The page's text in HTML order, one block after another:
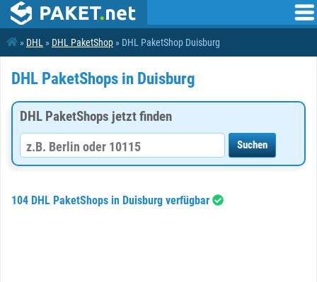
» DHL » DHL PaketShop » DHL PaketShop Duisburg
DHL PaketShops in Duisburg
DHL PaketShops jetzt finden
104 DHL PaketShops in Duisburg verfügbar